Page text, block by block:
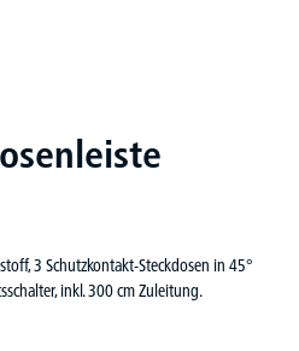
3 Schutzkontakt-Steckdosen in 45°
inkl. 300 cm Zuleitung.